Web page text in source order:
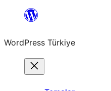
İçeriğe
WordPress Türkiye